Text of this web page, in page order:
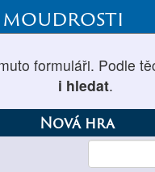
moudrosti
formuláři. Podle
i hledat.
Nová hra